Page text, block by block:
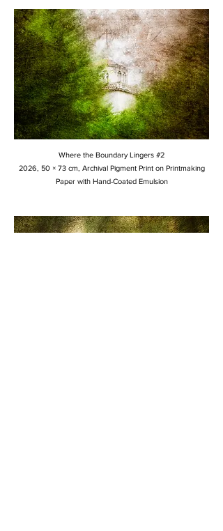
Where the Boundary Lingers #2
2026, 50 × 73 cm, Archival Pigment Print on Printmaking
Paper with Hand-Coated Emulsion